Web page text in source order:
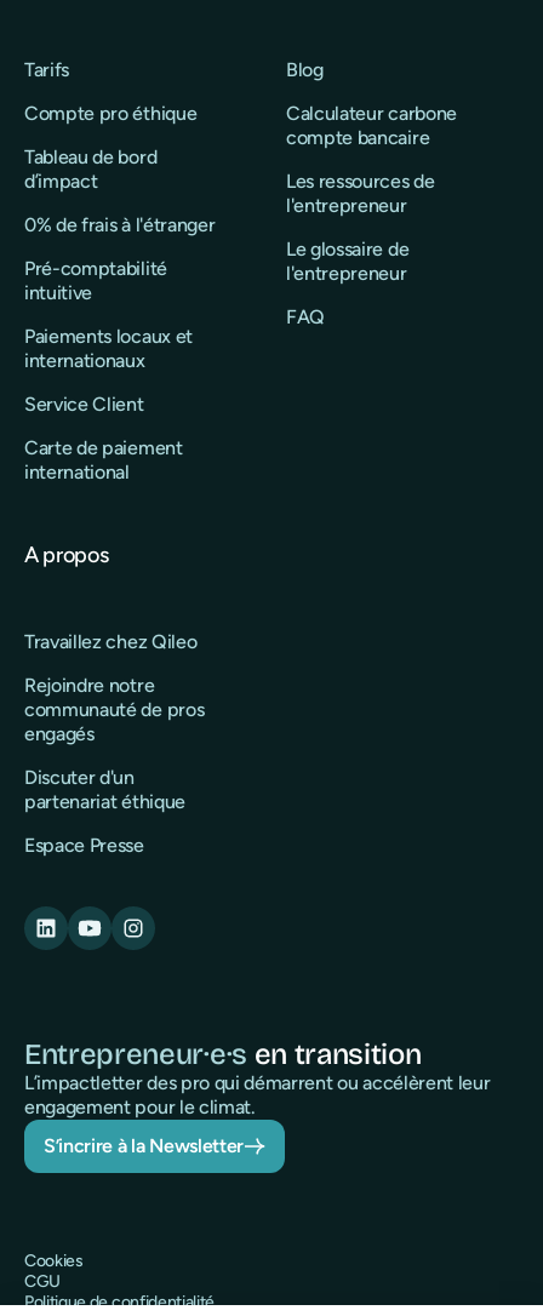
Tarifs
Compte pro éthique
Tableau de bord
d’impact
0% de frais à l'étranger
Pré-comptabilité
intuitive
Paiements locaux et
internationaux
Service Client
Carte de paiement
international
Blog
Calculateur carbone
compte bancaire
Les ressources de
l'entrepreneur
Le glossaire de
l'entrepreneur
FAQ
A propos
Travaillez chez Qileo
Rejoindre notre
communauté de pros
engagés
Discuter d'un
partenariat éthique
Espace Presse
Entrepreneur·e·s en transition
L’impactletter des pro qui démarrent ou accélèrent leur
engagement pour le climat.
S’incrire à la Newsletter
Cookies
CGU
Politique de confidentialité